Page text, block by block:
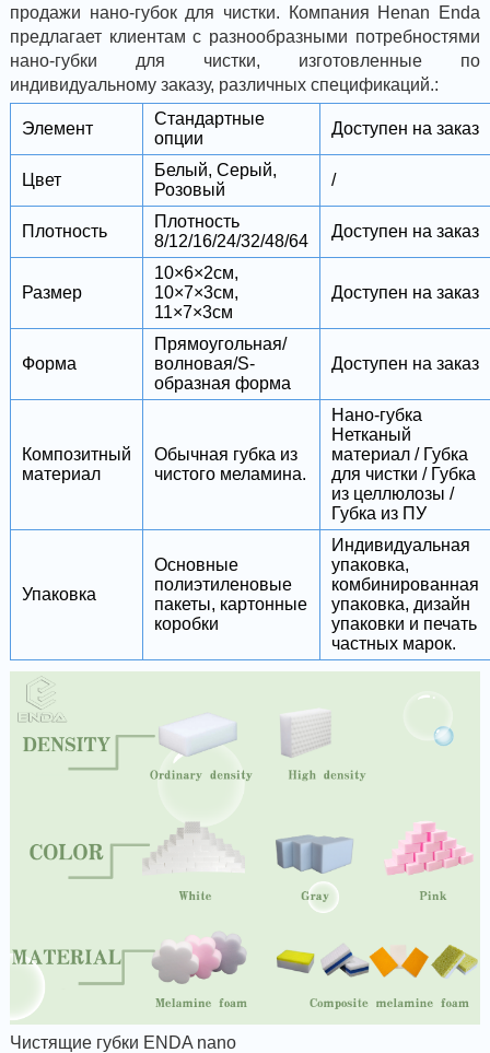
продажи нано-губок для чистки. Компания Henan Enda
предлагает клиентам с разнообразными потребностями
нано-губки для чистки, изготовленные по
индивидуальному заказу, различных спецификаций.:
Элемент
Стандартные
опции
Доступен на заказ
Цвет
Белый, Серый,
Розовый
/
Плотность
Плотность
8/12/16/24/32/48/64
Доступен на заказ
Размер
10×6×2см,
10×7×3см,
11×7×3см
Доступен на заказ
Форма
Прямоугольная/
волновая/S-
образная форма
Доступен на заказ
Композитный
материал
Обычная губка из
чистого меламина.
Нано-губка
Нетканый
материал / Губка
для чистки / Губка
из целлюлозы /
Губка из ПУ
Упаковка
Основные
полиэтиленовые
пакеты, картонные
коробки
Индивидуальная
упаковка,
комбинированная
упаковка, дизайн
упаковки и печать
частных марок.
Чистящие губки ENDA nano